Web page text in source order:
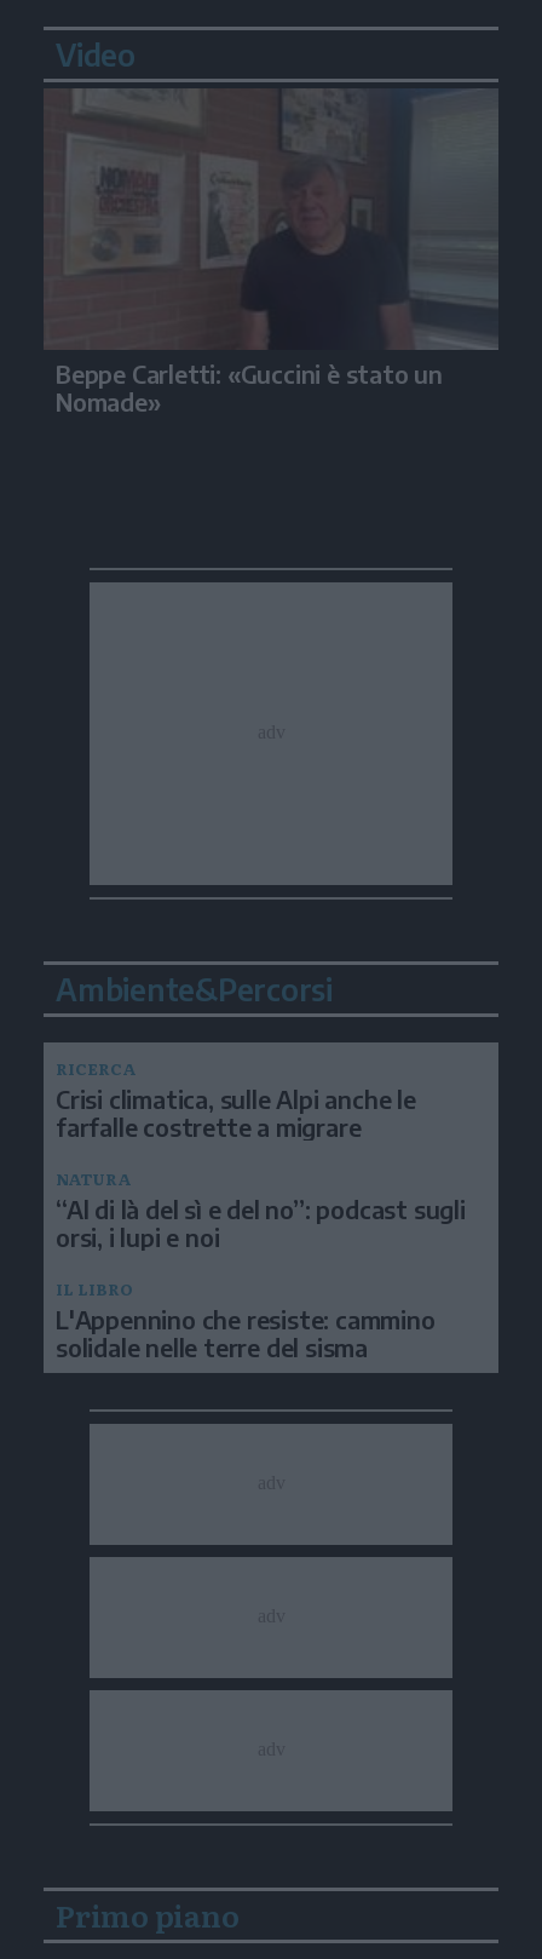
Video
Beppe Carletti: «Guccini è stato un
Nomade»
Ambiente&Percorsi
RICERCA
Crisi climatica, sulle Alpi anche le
farfalle costrette a migrare
NATURA
“Al di là del sì e del no”: podcast sugli
orsi, i lupi e noi
IL LIBRO
L'Appennino che resiste: cammino
solidale nelle terre del sisma
Primo piano